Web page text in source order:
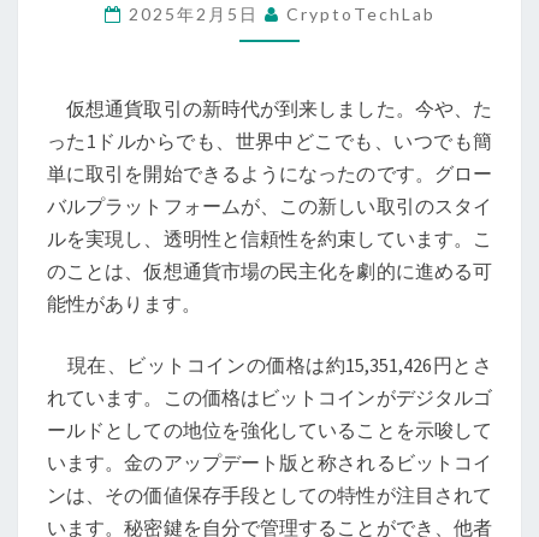
も
ら
れ
る
新
時
代
想
通
貨
取
引
2025年2月5日 CryptoTechLab
仮想通貨取引の新時代が到来しました。今や、た
った1ドルからでも、世界中どこでも、いつでも簡
単に取引を開始できるようになったのです。グロー
バルプラットフォームが、この新しい取引のスタイ
ルを実現し、透明性と信頼性を約束しています。こ
のことは、仮想通貨市場の民主化を劇的に進める可
能性があります。
現在、ビットコインの価格は約15,351,426円とさ
れています。この価格はビットコインがデジタルゴ
ールドとしての地位を強化していることを示唆して
います。金のアップデート版と称されるビットコイ
ンは、その価値保存手段としての特性が注目されて
います。秘密鍵を自分で管理することができ、他者